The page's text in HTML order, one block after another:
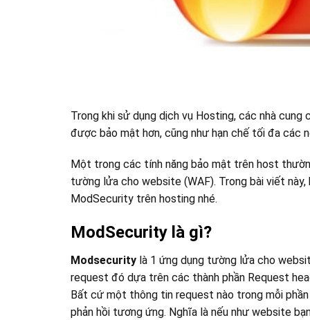
Trong khi sử dụng dịch vụ Hosting, các nhà
được bảo mật hơn, cũng như hạn chế tối đa các
Một trong các tính năng bảo mật trên host
tường lửa cho website (WAF). Trong bài viết
ModSecurity trên hosting nhé.
ModSecurity là gì?
Modsecurity là 1 ứng dụng tường lửa cho
request đó dựa trên các thành phần Request
Bất cứ một thông tin request nào trong mỗi
phản hồi tương ứng. Nghĩa là nếu như website